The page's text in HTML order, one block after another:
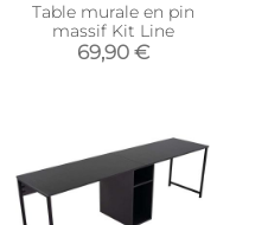
Table murale en pin
massif Kit Line
69,90 €